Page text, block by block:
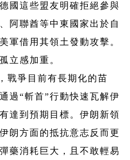
國這些盟友明確拒絕參與
阿聯酋等中東國家出於自
軍借用其領土發動攻擊。
立感加重。
戰爭目前有長期化的苗
過“斬首”行動快速瓦解伊
達到預期目標。伊朗新領
朗方面的抵抗意志反而更
藥消耗巨大，且不敢輕易